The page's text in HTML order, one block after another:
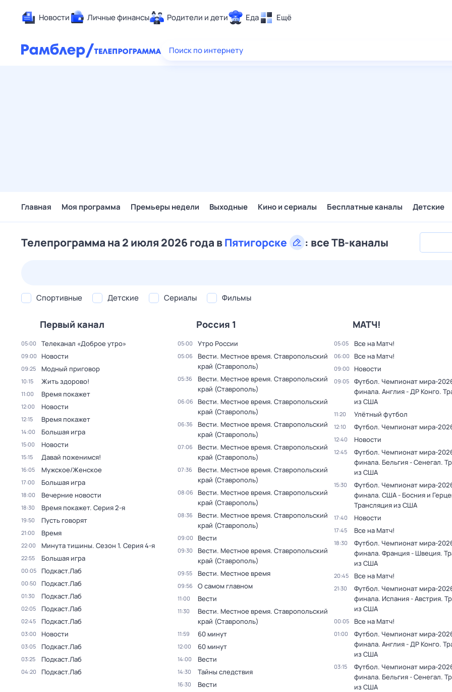
Новости Личные финансы Родители и дети Еда Ещё
Здоровье
Поиск по интернету
Главная Моя программа Премьеры недели Выходные Кино и сериалы Бесплатные каналы Детские
Телепрограмма на 2 июля 2026 года вПятигорске : все ТВ-каналы
Спортивные Детские Сериалы Фильмы
Первый канал
05:00 Телеканал «Доброе утро»
09:00 Новости
09:25 Модный приговор
10:15 Жить здорово!
11:00 Время покажет
12:00 Новости
12:15 Время покажет
14:00 Большая игра
15:00 Новости
15:15 Давай поженимся!
16:05 Мужское/Женское
17:00 Большая игра
18:00 Вечерние новости
18:30 Время покажет. Серия 2-я
19:50 Пусть говорят
21:00 Время
22:00 Минута тишины. Сезон 1. Серия 4-я
22:55 Большая игра
00:05 Подкаст.Лаб
00:50 Подкаст.Лаб
01:30 Подкаст.Лаб
02:05 Подкаст.Лаб
02:45 Подкаст.Лаб
03:00 Новости
03:05 Подкаст.Лаб
03:25 Подкаст.Лаб
04:20 Подкаст.Лаб
Россия 1
05:00 Утро России
05:06
Вести. Местное время. Ставропольский
край (Ставрополь)
05:36
Вести. Местное время. Ставропольский
край (Ставрополь)
06:06
Вести. Местное время. Ставропольский
край (Ставрополь)
06:36
Вести. Местное время. Ставропольский
край (Ставрополь)
07:06
Вести. Местное время. Ставропольский
край (Ставрополь)
07:36
Вести. Местное время. Ставропольский
край (Ставрополь)
08:06
Вести. Местное время. Ставропольский
край (Ставрополь)
08:36
Вести. Местное время. Ставропольский
край (Ставрополь)
09:00 Вести
09:30
Вести. Местное время. Ставропольский
край (Ставрополь)
09:55 Вести. Местное время
09:56 О самом главном
11:00 Вести
11:30
Вести. Местное время. Ставропольский
край (Ставрополь)
11:59 60 минут
12:00 60 минут
14:00 Вести
14:30 Тайны следствия
16:30 Вести
МАТЧ!
05:05 Все на Матч!
06:00 Все на Матч!
09:00 Новости
09:05
Футбол. Чемпионат мира-
финала. Англия - ДР Конго.
из США
11:20 Улётный футбол
12:10 Футбол. Чемпионат мира-
12:40 Новости
12:45
Футбол. Чемпионат мира-
финала. Бельгия - Сенегал.
из США
15:30
Футбол. Чемпионат мира-
финала. США - Босния и
Трансляция из США
17:40 Новости
17:45 Все на Матч!
18:30
Футбол. Чемпионат мира-
финала. Франция - Швеция.
из США
20:45 Все на Матч!
21:30
Футбол. Чемпионат мира-
финала. Испания - Австрия.
из США
00:05 Все на Матч!
01:00
Футбол. Чемпионат мира-
финала. Англия - ДР Конго.
из США
03:15
Футбол. Чемпионат мира-
финала. Бельгия - Сенегал.
из США